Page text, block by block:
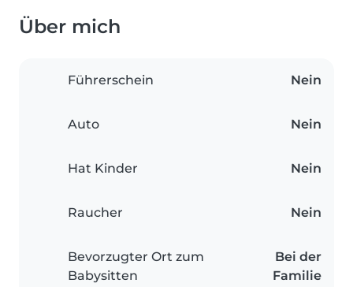
Über mich
Führerschein Nein
Auto Nein
Hat Kinder Nein
Raucher Nein
Bevorzugter Ort zum
Babysitten
Bei der
Familie